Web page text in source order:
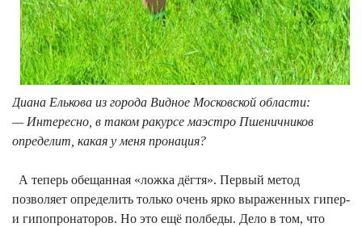
Диана Елькова из города Видное Московской области:
— Интересно, в таком ракурсе маэстро Пшеничников
определит, какая у меня пронация?
А теперь обещанная «ложка дёгтя». Первый метод
позволяет определить только очень ярко выраженных гипер-
и гипопронаторов. Но это ещё полбеды. Дело в том, что